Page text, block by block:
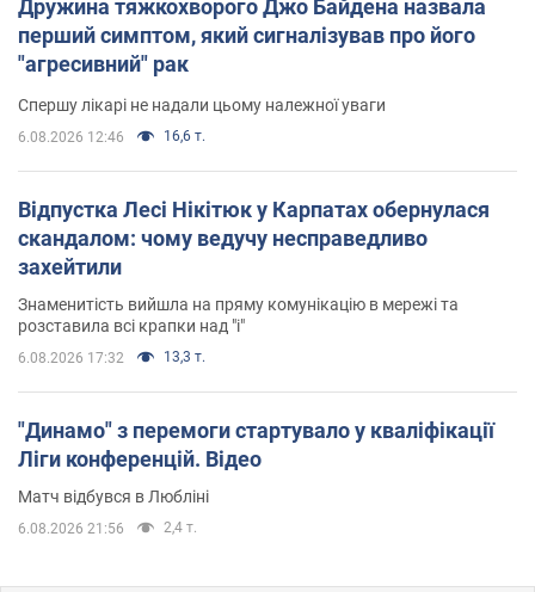
Дружина тяжкохворого Джо Байдена назвала
перший симптом, який сигналізував про його
"агресивний" рак
Спершу лікарі не надали цьому належної уваги
6.08.2026 12:46 16,6 т.
Відпустка Лесі Нікітюк у Карпатах обернулася
скандалом: чому ведучу несправедливо
захейтили
Знаменитість вийшла на пряму комунікацію в мережі та
розставила всі крапки над "і"
6.08.2026 17:32 13,3 т.
"Динамо" з перемоги стартувало у кваліфікації
Ліги конференцій. Відео
Матч відбувся в Любліні
6.08.2026 21:56 2,4 т.